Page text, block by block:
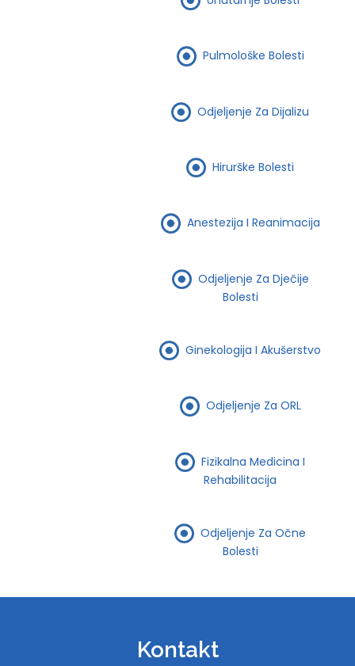
Pulmološke Bolesti
Odjeljenje Za Dijalizu
Hirurške Bolesti
Anestezija I Reanimacija
Odjeljenje Za Dječije
Bolesti
Ginekologija I Akušerstvo
Odjeljenje Za ORL
Fizikalna Medicina I
Rehabilitacija
Odjeljenje Za Očne
Bolesti
Kontakt